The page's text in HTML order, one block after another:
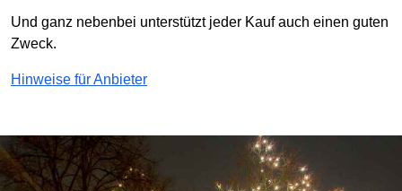
Und ganz nebenbei unterstützt jeder Kauf auch einen guten
Zweck.
Hinweise für Anbieter